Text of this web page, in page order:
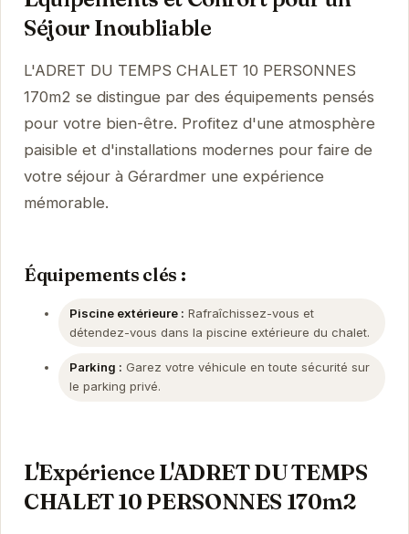
Séjour Inoubliable
L'ADRET DU TEMPS CHALET 10 PERSONNES
170m2 se distingue par des équipements pensés
pour votre bien-être. Profitez d'une atmosphère
paisible et d'installations modernes pour faire de
votre séjour à Gérardmer une expérience
mémorable.
Équipements clés :
Piscine extérieure : Rafraîchissez-vous et
détendez-vous dans la piscine extérieure du chalet.
Parking : Garez votre véhicule en toute sécurité sur
le parking privé.
L'Expérience L'ADRET DU TEMPS
CHALET 10 PERSONNES 170m2